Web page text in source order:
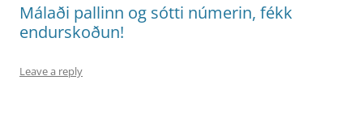
Málaði pallinn og sótti númerin, fékk
endurskoðun!
Leave a reply